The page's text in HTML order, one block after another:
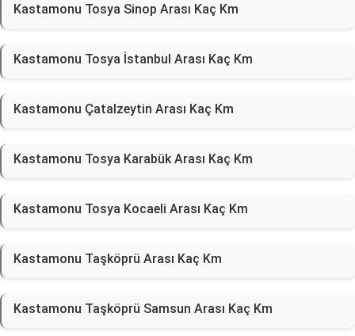
Kastamonu Tosya Sinop Arası Kaç Km
Kastamonu Tosya İstanbul Arası Kaç Km
Kastamonu Çatalzeytin Arası Kaç Km
Kastamonu Tosya Karabük Arası Kaç Km
Kastamonu Tosya Kocaeli Arası Kaç Km
Kastamonu Taşköprü Arası Kaç Km
Kastamonu Taşköprü Samsun Arası Kaç Km